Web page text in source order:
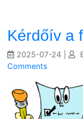
Kérdőív a
2025-07-24
Comments